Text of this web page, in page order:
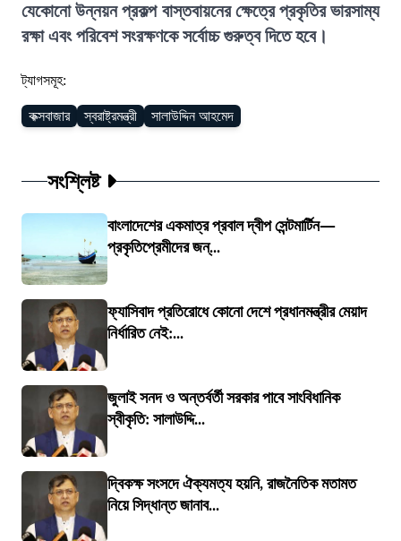
যেকোনো উন্নয়ন প্রকল্প বাস্তবায়নের ক্ষেত্রে প্রকৃতির ভারসাম্য
রক্ষা এবং পরিবেশ সংরক্ষণকে সর্বোচ্চ গুরুত্ব দিতে হবে।
ট্যাগসমূহ:
কক্সবাজার স্বরাষ্ট্রমন্ত্রী সালাউদ্দিন আহমেদ
সংশ্লিষ্ট
বাংলাদেশের একমাত্র প্রবাল দ্বীপ সেন্টমার্টিন—
প্রকৃতিপ্রেমীদের জন্...
ফ্যাসিবাদ প্রতিরোধে কোনো দেশে প্রধানমন্ত্রীর মেয়াদ
নির্ধারিত নেই:...
জুলাই সনদ ও অন্তর্বর্তী সরকার পাবে সাংবিধানিক
স্বীকৃতি: সালাউদ্দি...
দ্বিকক্ষ সংসদে ঐক্যমত্য হয়নি, রাজনৈতিক মতামত
নিয়ে সিদ্ধান্ত জানাব...